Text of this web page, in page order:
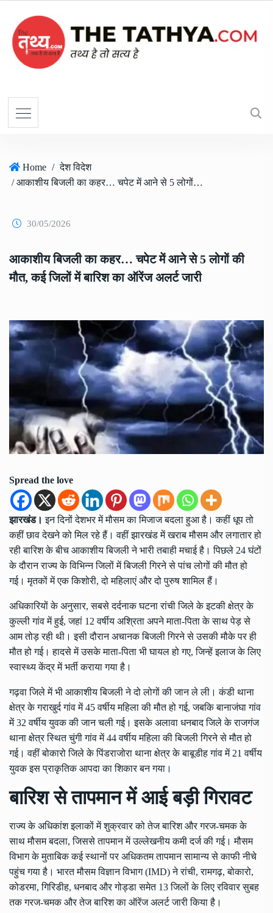
Home / देश विदेश
/ आकाशीय बिजली का कहर… चपेट में आने से 5 लोगों की मौत, कई जिलों में बारिश का ऑरेंज अलर्ट जारी
30/05/2026
आकाशीय बिजली का कहर… चपेट में आने से 5 लोगों की
मौत, कई जिलों में बारिश का ऑरेंज अलर्ट जारी
Spread the love
झारखंड।इन दिनों देशभर में मौसम का मिजाज बदला हुआ है। कहीं धूप तो
कहीं छाव देखने को मिल रहे हैं। वहीं झारखंड में खराब मौसम और लगातार हो
रही बारिश के बीच आकाशीय बिजली ने भारी तबाही मचाई है। पिछले 24 घंटों
के दौरान राज्य के विभिन्न जिलों में बिजली गिरने से पांच लोगों की मौत हो
गई। मृतकों में एक किशोरी, दो महिलाएं और दो पुरुष शामिल हैं।
अधिकारियों के अनुसार, सबसे दर्दनाक घटना रांची जिले के इटकी क्षेत्र के
कुल्ली गांव में हुई, जहां 12 वर्षीय अश्रिता अपने माता-पिता के साथ पेड़ से
आम तोड़ रही थी। इसी दौरान अचानक बिजली गिरने से उसकी मौके पर ही
मौत हो गई। हादसे में उसके माता-पिता भी घायल हो गए, जिन्हें इलाज के लिए
स्वास्थ्य केंद्र में भर्ती कराया गया है।
गढ़वा जिले में भी आकाशीय बिजली ने दो लोगों की जान ले ली। कंडी थाना
क्षेत्र के गराखुर्द गांव में 45 वर्षीय महिला की मौत हो गई, जबकि बानाजंघा गांव
में 32 वर्षीय युवक की जान चली गई। इसके अलावा धनबाद जिले के राजगंज
थाना क्षेत्र स्थित चुंगी गांव में 44 वर्षीय महिला की बिजली गिरने से मौत हो
गई। वहीं बोकारो जिले के पिंडराजोरा थाना क्षेत्र के बाबूडीह गांव में 21 वर्षीय
युवक इस प्राकृतिक आपदा का शिकार बन गया।
बारिश से तापमान में आई बड़ी गिरावट
राज्य के अधिकांश इलाकों में शुक्रवार को तेज बारिश और गरज-चमक के
साथ मौसम बदला, जिससे तापमान में उल्लेखनीय कमी दर्ज की गई। मौसम
विभाग के मुताबिक कई स्थानों पर अधिकतम तापमान सामान्य से काफी नीचे
पहुंच गया है। भारत मौसम विज्ञान विभाग (IMD) ने रांची, रामगढ़, बोकारो,
कोडरमा, गिरिडीह, धनबाद और गोड्डा समेत 13 जिलों के लिए रविवार सुबह
तक गरज-चमक और तेज बारिश का ऑरेंज अलर्ट जारी किया है।